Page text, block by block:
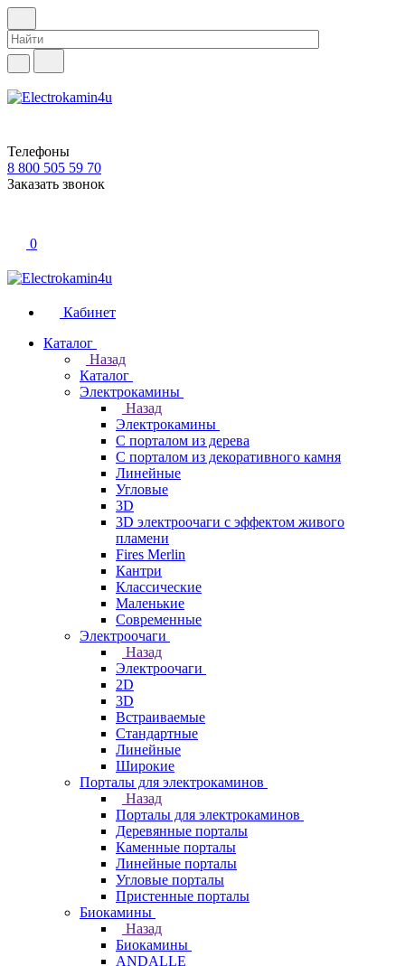
Телефоны
8 800 505 59 70
Заказать звонок
0
Кабинет
Каталог
Назад
Каталог
Электрокамины
Назад
Электрокамины
С порталом из дерева
С порталом из декоративного камня
Линейные
Угловые
3D
3D электроочаги с эффектом живого
пламени
Fires Merlin
Кантри
Классические
Маленькие
Современные
Электроочаги
Назад
Электроочаги
2D
3D
Встраиваемые
Стандартные
Линейные
Широкие
Порталы для электрокаминов
Назад
Порталы для электрокаминов
Деревянные порталы
Каменные порталы
Линейные порталы
Угловые порталы
Пристенные порталы
Биокамины
Назад
Биокамины
ANDALLE